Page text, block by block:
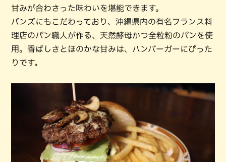
甘みが合わさった味わいを堪能できます。
バンズにもこだわっており、沖縄県内の有名フランス料
理店のパン職人が作る、天然酵母かつ全粒粉のパンを使
用。香ばしさとほのかな甘みは、ハンバーガーにぴった
りです。